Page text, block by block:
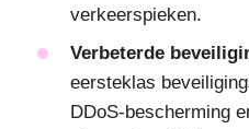
verkeerspieken.
Verbeterde
eersteklas
DDoS-bescherming